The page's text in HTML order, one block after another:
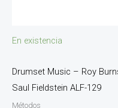
En existencia
Drumset Music – Roy
Saul Fieldstein ALF-129
Métodos